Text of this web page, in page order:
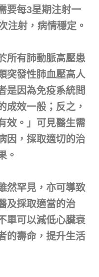
要每3星期注射一
注射，病情穩定。
所有肺動脈高壓患
突發性肺血壓高人
是因為免疫系統問
成效一般；反之，
效。」可見醫生需
因，採取適切的治
。
然罕見，亦可導致
及採取適當的治
單可以減低心臟衰
的壽命，提升生活